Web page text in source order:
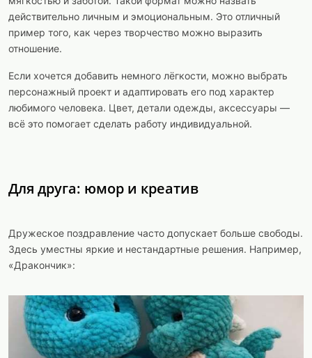
действительно личным и эмоциональным. Это отличный
пример того, как через творчество можно выразить
отношение.
Если хочется добавить немного лёгкости, можно выбрать
персонажный проект и адаптировать его под характер
любимого человека. Цвет, детали одежды, аксессуары —
всё это помогает сделать работу индивидуальной.
Для друга: юмор и креатив
Дружеское поздравление часто допускает больше свободы.
Здесь уместны яркие и нестандартные решения. Например,
«Дракончик»: